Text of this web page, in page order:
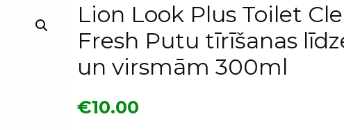
Lion Look Plus Toilet
Fresh Putu tīrīšanas
un virsmām 300ml
€10.00